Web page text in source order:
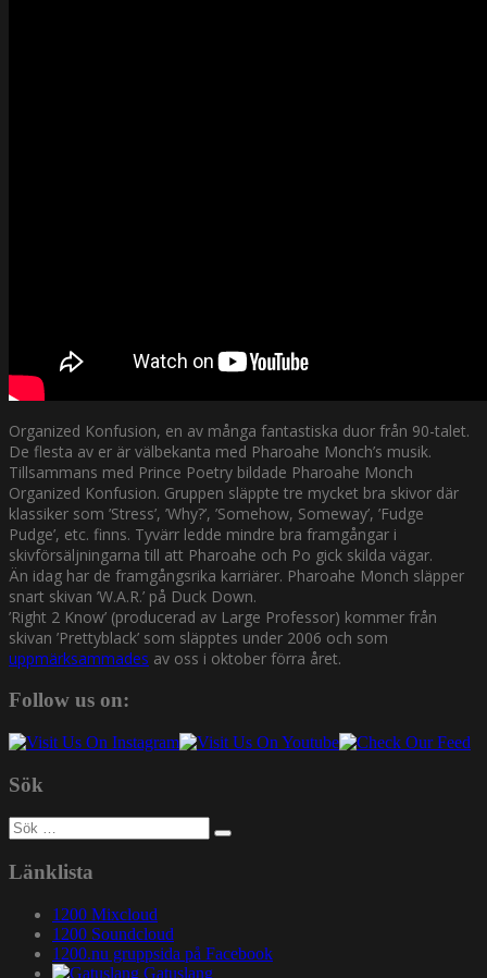
Organized Konfusion, en av många fantastiska duor från 90-talet.
De flesta av er är välbekanta med Pharoahe Monch’s musik.
Tillsammans med Prince Poetry bildade Pharoahe Monch
Organized Konfusion. Gruppen släppte tre mycket bra skivor där
klassiker som ’Stress’, ’Why?’, ’Somehow, Someway’, ’Fudge
Pudge’, etc. finns. Tyvärr ledde mindre bra framgångar i
skivförsäljningarna till att Pharoahe och Po gick skilda vägar.
Än idag har de framgångsrika karriärer. Pharoahe Monch släpper
snart skivan ’W.A.R.’ på Duck Down.
’Right 2 Know’ (producerad av Large Professor) kommer från
skivan ’Prettyblack’ som släpptes under 2006 och som
uppmärksammades av oss i oktober förra året.
Follow us on:
Sök
Sök
efter:
Länklista
1200 Mixcloud
1200 Soundcloud
1200.nu gruppsida på Facebook
Gatuslang